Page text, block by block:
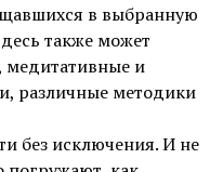
в выбранную
также может
медитативные и
различные методики
без исключения. И не